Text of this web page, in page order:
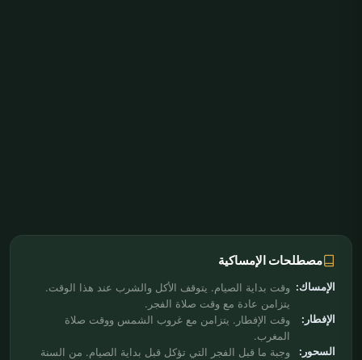
مصطلحات الإمساكية
الإمساك: وقت بداية الصيام. يتوقف الأكل والشرب عند هذا الوقت.
يتزامن عادة مع وقت صلاة الفجر.
الإفطار:
وقت الإفطار. يتزامن مع غروب الشمس ووقت صلاة
المغرب.
السحور:
وجبة ما قبل الفجر التي تؤكل قبل بداية الصيام. من السنة